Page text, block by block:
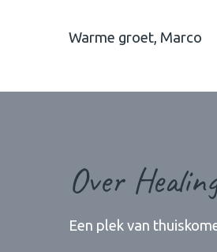
Warme groet, Marco
Over
Een plek van